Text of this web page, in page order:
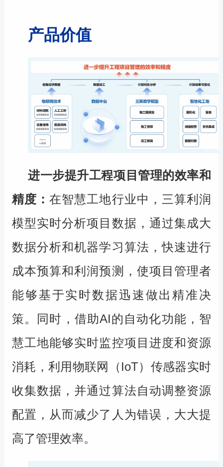
产品价值
进一步提升工程项目管理的效率和
精度：在智慧工地行业中，三算利润
模型实时分析项目数据，通过集成大
数据分析和机器学习算法，快速进行
成本预算和利润预测，使项目管理者
能够基于实时数据迅速做出精准决
策。同时，借助AI的自动化功能，智
慧工地能够实时监控项目进度和资源
消耗，利用物联网（ IoT）传感器实时
收集数据，并通过算法自动调整资源
配置，从而减少了人为错误，大大提
高了管理效率。